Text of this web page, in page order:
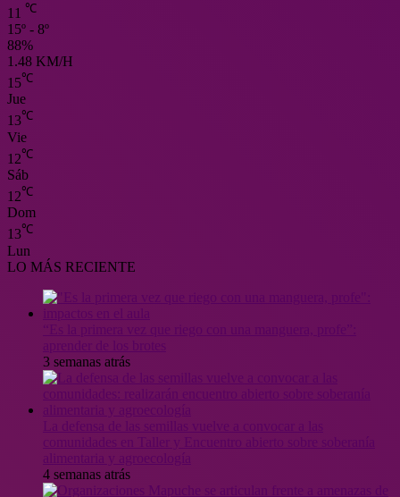
11 ℃
15º - 8º
88%
1.48 KM/H
15℃
Jue
13℃
Vie
12℃
Sáb
12℃
Dom
13℃
Lun
LO MÁS RECIENTE
3 semanas atrás
4 semanas atrás